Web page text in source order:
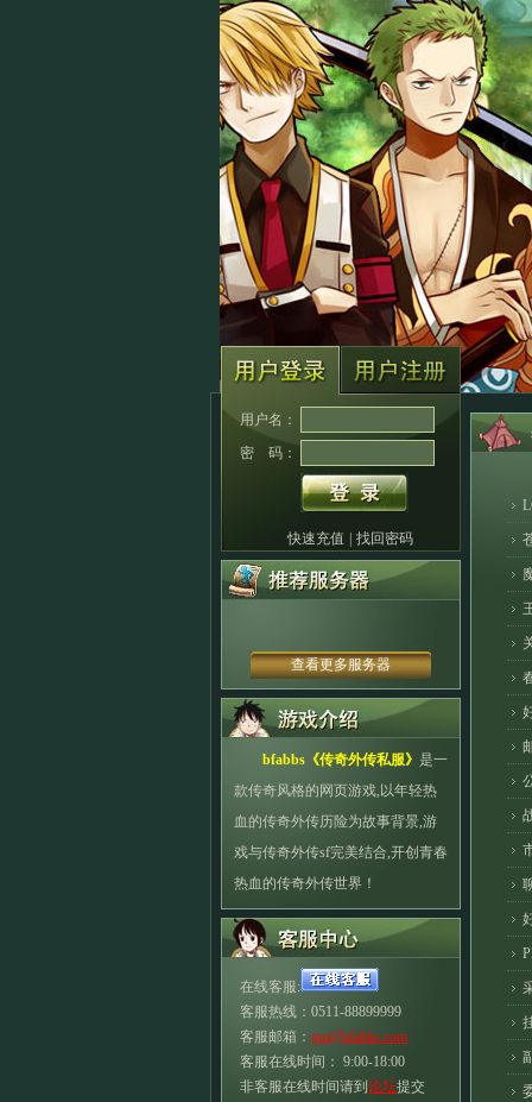
用户名：
密 码：
快速充值 找回密码
查看更多服务器
bfabbs《传奇外传私服》 是一
款传奇风格的网页游戏,以年轻热
血的传奇外传历险为故事背景,游
戏与传奇外传sf完美结合,开创青春
热血的传奇外传世界！
在线客服:
客服热线：0511-88899999
客服邮箱： gm@bfabbs.com
客服在线时间： 9:00-18:00
非客服在线时间请到 论坛提交